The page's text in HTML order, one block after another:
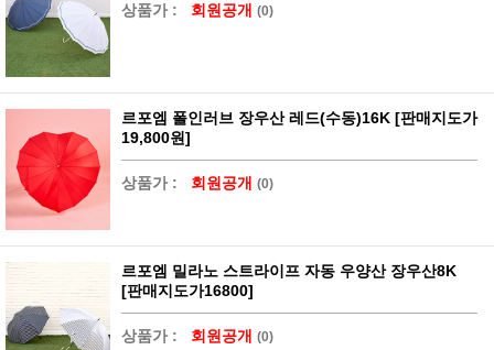
상품가 : 회원공개 (0)
르포엠 폴인러브 장우산 레드(수동)16K [판매지도가
19,800원]
상품가 : 회원공개 (0)
르포엠 밀라노 스트라이프 자동 우양산 장우산8K
[판매지도가16800]
상품가 : 회원공개 (0)